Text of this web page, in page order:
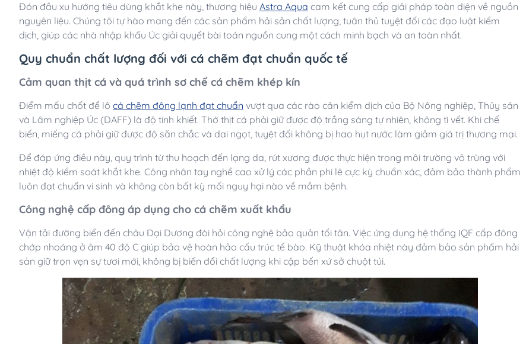
Đón đầu xu hướng tiêu dùng khắt khe này, thương hiệu Astra Aqua cam kết cung cấp giải pháp toàn diện về nguồn
nguyên liệu. Chúng tôi tự hào mang đến các sản phẩm hải sản chất lượng, tuân thủ tuyệt đối các đạo luật kiểm
dịch, giúp các nhà nhập khẩu Úc giải quyết bài toán nguồn cung một cách minh bạch và an toàn nhất.
Quy chuẩn chất lượng đối với cá chẽm đạt chuẩn quốc tế
Cảm quan thịt cá và quá trình sơ chế cá chẽm khép kín
Điểm mấu chốt để lô cá chẽm đông lạnh đạt chuẩn vượt qua các rào cản kiểm dịch của Bộ Nông nghiệp, Thủy sản
và Lâm nghiệp Úc (DAFF) là độ tinh khiết. Thớ thịt cá phải giữ được độ trắng sáng tự nhiên, không tì vết. Khi chế
biến, miếng cá phải giữ được độ săn chắc và dai ngọt, tuyệt đối không bị hao hụt nước làm giảm giá trị thương mại.
Để đáp ứng điều này, quy trình từ thu hoạch đến lạng da, rút xương được thực hiện trong môi trường vô trùng với
nhiệt độ kiểm soát khắt khe. Công nhân tay nghề cao xử lý các phần phi lê cực kỳ chuẩn xác, đảm bảo thành phẩm
luôn đạt chuẩn vi sinh và không còn bất kỳ mối nguy hại nào về mầm bệnh.
Công nghệ cấp đông áp dụng cho cá chẽm xuất khẩu
Vận tải đường biển đến châu Đại Dương đòi hỏi công nghệ bảo quản tối tân. Việc ứng dụng hệ thống IQF cấp đông
chớp nhoáng ở âm 40 độ C giúp bảo vệ hoàn hảo cấu trúc tế bào. Kỹ thuật khóa nhiệt này đảm bảo sản phẩm hải
sản giữ trọn vẹn sự tươi mới, không bị biến đổi chất lượng khi cập bến xứ sở chuột túi.